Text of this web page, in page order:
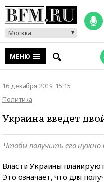
Москва
МЕНЮ
16 декабря 2019, 15:15
Политика
Украина введет
Чтобы получить его нужно
Власти Украины
Это означает, что для